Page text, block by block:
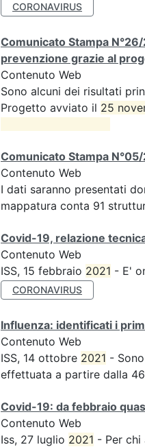
CORONAVIRUS
Comunicato Stampa
prevenzione grazie al
Contenuto Web
Sono alcuni dei risultati
Progetto avviato il 25
Comunicato Stampa
Contenuto Web
I dati saranno presentati
mappatura conta 91
Covid-19, relazione
Contenuto Web
ISS, 15 febbraio 2021 - E'
CORONAVIRUS
Influenza: identificati i
Contenuto Web
ISS, 14 ottobre 2021 -
effettuata a partire dalla
Covid-19: da febbraio
Contenuto Web
Iss, 27 luglio 2021 - Per chi